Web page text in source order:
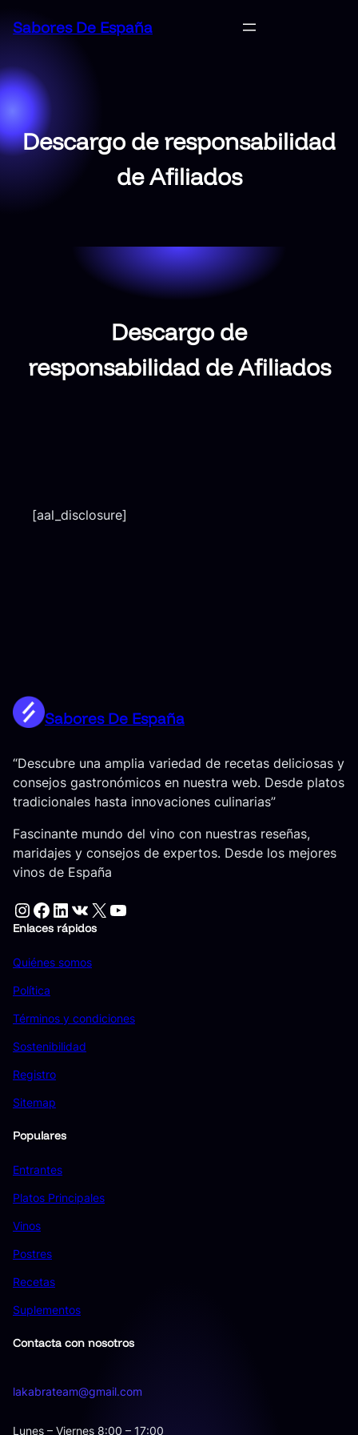
Sabores De España
Descargo de responsabilidad
de Afiliados
Descargo de
responsabilidad de Afiliados
[aal_disclosure]
Sabores De España
“Descubre una amplia variedad de recetas deliciosas y
consejos gastronómicos en nuestra web. Desde platos
tradicionales hasta innovaciones culinarias”
Fascinante mundo del vino con nuestras reseñas,
maridajes y consejos de expertos. Desde los mejores
vinos de España
Instagram Facebook LinkedIn VK X YouTube
Enlaces rápidos
Quiénes somos
Política
Términos y condiciones
Sostenibilidad
Registro
Sitemap
Populares
Entrantes
Platos Principales
Vinos
Postres
Recetas
Suplementos
Contacta con nosotros
lakabrateam@gmail.com
Lunes – Viernes 8:00 – 17:00